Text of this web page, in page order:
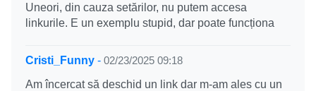
Uneori, din cauza setărilor, nu putem accesa
linkurile. E un exemplu stupid, dar poate funcționa
Cristi_Funny - 02/23/2025 09:18
Am încercat să deschid un link dar m-am ales cu un